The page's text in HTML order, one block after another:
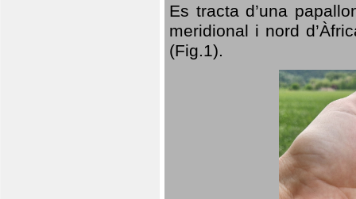
Es tracta d’una
meridional i nord
(Fig.1).